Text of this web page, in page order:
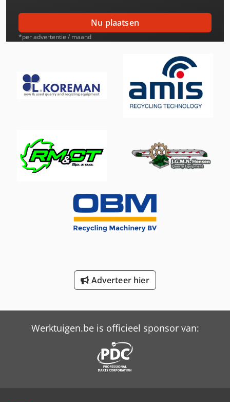
International 553
International 554
International 654
International 824
International 834
Job-Mann 200-35
Schaffer 2345 T
Schaffer 2345 T Slt
Nu plaatsen
*per advertentie / maand
Adverteer hier
Werktuigen.be is officieel sponsor van: